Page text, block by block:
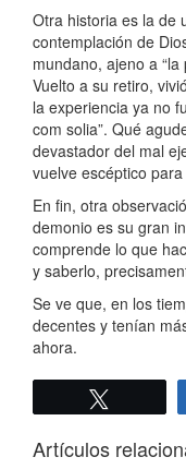
Otra historia es la de
contemplación de
mundano, ajeno a
Vuelto a su retiro,
la experiencia ya no
com solia”. Qué
devastador del mal
vuelve escéptico
En fin, otra
demonio es su gran
comprende lo que
y saberlo,
Se ve que, en los
decentes y tenían
ahora.
Artículos